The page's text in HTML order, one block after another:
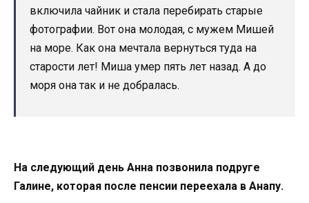
включила чайник и стала перебирать старые
фотографии. Вот она молодая, с мужем Мишей
на море. Как она мечтала вернуться туда на
старости лет! Миша умер пять лет назад. А до
моря она так и не добралась.
На следующий день Анна позвонила подруге
Галине, которая после пенсии переехала в Анапу.